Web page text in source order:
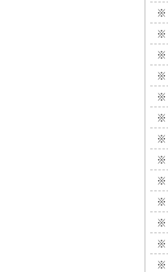
※
※
※
※
※
※
※
※
※
※
※
※
※